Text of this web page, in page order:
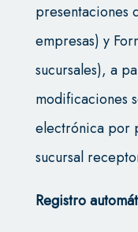
presentaciones
empresas) y
sucursales), a
modificaciones
electrónica por
sucursal
Registro